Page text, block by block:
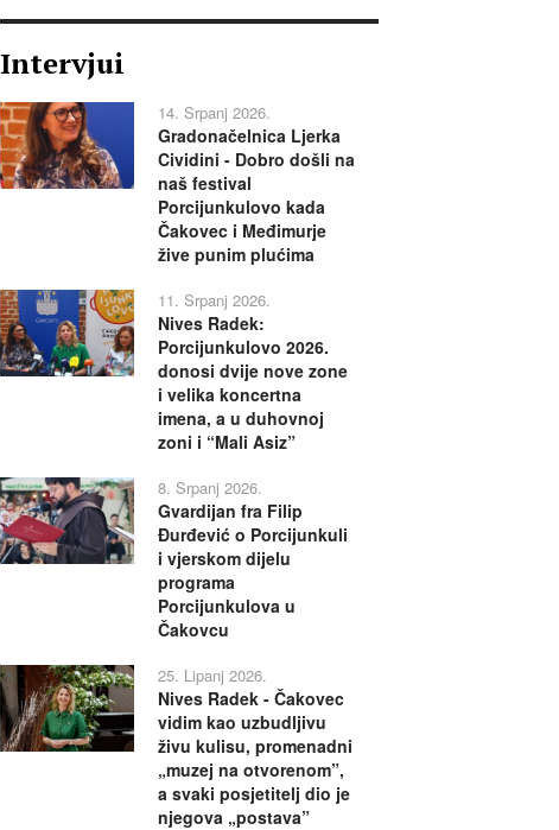
Intervjui
14. Srpanj 2026.
Gradonačelnica Ljerka
Cividini - Dobro došli na
naš festival
Porcijunkulovo kada
Čakovec i Međimurje
žive punim plućima
11. Srpanj 2026.
Nives Radek:
Porcijunkulovo 2026.
donosi dvije nove zone
i velika koncertna
imena, a u duhovnoj
zoni i “Mali Asiz”
8. Srpanj 2026.
Gvardijan fra Filip
Đurđević o Porcijunkuli
i vjerskom dijelu
programa
Porcijunkulova u
Čakovcu
25. Lipanj 2026.
Nives Radek - Čakovec
vidim kao uzbudljivu
živu kulisu, promenadni
„muzej na otvorenom”,
a svaki posjetitelj dio je
njegova „postava”